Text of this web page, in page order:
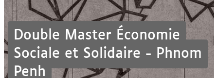
Double Master Économie
Sociale et Solidaire - Phnom
Penh